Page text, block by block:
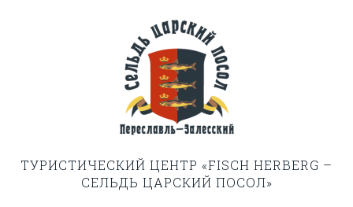
ТУРИСТИЧЕСКИЙ ЦЕНТР «FISCH HERBERG –
СЕЛЬДЬ ЦАРСКИЙ ПОСОЛ»